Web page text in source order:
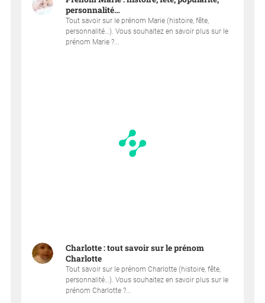
personnalité…
Tout savoir sur le prénom Marie (histoire, fête,
personnalité…). Vous souhaitez en savoir plus sur le
prénom Marie ?...
Charlotte : tout savoir sur le prénom
Charlotte
Tout savoir sur le prénom Charlotte (histoire, fête,
personnalité…). Vous souhaitez en savoir plus sur le
prénom Charlotte ?...